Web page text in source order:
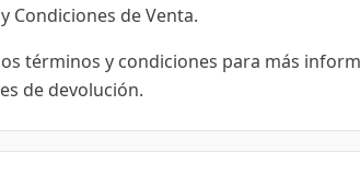
Condiciones de Venta.
términos y condiciones para más
de devolución.